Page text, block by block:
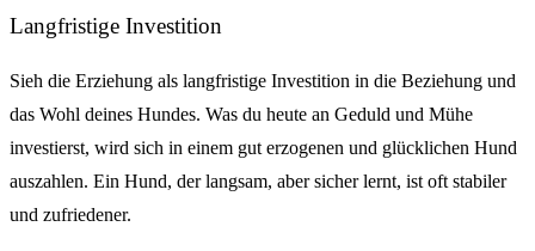
Langfristige Investition
Sieh die Erziehung als langfristige Investition in die Beziehung und
das Wohl deines Hundes. Was du heute an Geduld und Mühe
investierst, wird sich in einem gut erzogenen und glücklichen Hund
auszahlen. Ein Hund, der langsam, aber sicher lernt, ist oft stabiler
und zufriedener.